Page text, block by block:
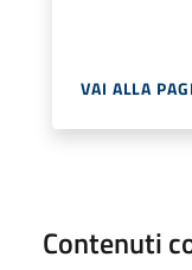
VAI ALLA
Contenuti